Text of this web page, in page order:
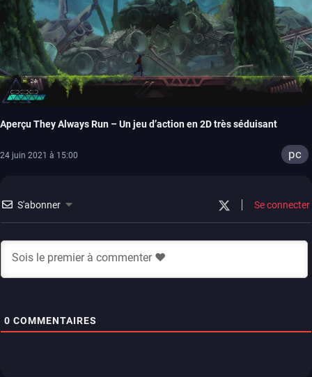
Aperçu They Always Run – Un jeu d’action en 2D très séduisant
24 juin 2021 à 15:00 pc
S'abonner Se connecter
0 COMMENTAIRES